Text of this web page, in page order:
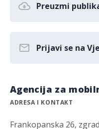
Preuzmi
Prijavi se na
Agencija za
ADRESA I KONTAKT
Frankopanska 26,